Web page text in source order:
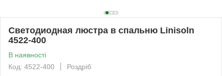
Светодиодная люстра в спальню Linisoln
4522-400
В наявності
Код: 4522-400
Роздріб